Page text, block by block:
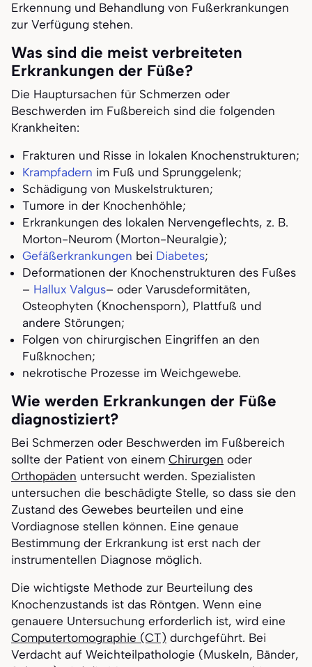
Erkennung und Behandlung von Fußerkrankungen
zur Verfügung stehen.
Was sind die meist verbreiteten
Erkrankungen der Füße?
Die Hauptursachen für Schmerzen oder
Beschwerden im Fußbereich sind die folgenden
Krankheiten:
Frakturen und Risse in lokalen Knochenstrukturen;
Krampfadern im Fuß und Sprunggelenk;
Schädigung von Muskelstrukturen;
Tumore in der Knochenhöhle;
Erkrankungen des lokalen Nervengeflechts, z. B.
Morton-Neurom (Morton-Neuralgie);
Gefäßerkrankungen bei Diabetes;
Deformationen der Knochenstrukturen des Fußes
– Hallux Valgus– oder Varusdeformitäten,
Osteophyten (Knochensporn), Plattfuß und
andere Störungen;
Folgen von chirurgischen Eingriffen an den
Fußknochen;
nekrotische Prozesse im Weichgewebe.
Wie werden Erkrankungen der Füße
diagnostiziert?
Bei Schmerzen oder Beschwerden im Fußbereich
sollte der Patient von einem Chirurgen oder
Orthopäden untersucht werden. Spezialisten
untersuchen die beschädigte Stelle, so dass sie den
Zustand des Gewebes beurteilen und eine
Vordiagnose stellen können. Eine genaue
Bestimmung der Erkrankung ist erst nach der
instrumentellen Diagnose möglich.
Die wichtigste Methode zur Beurteilung des
Knochenzustands ist das Röntgen. Wenn eine
genauere Untersuchung erforderlich ist, wird eine
Computertomographie (CT) durchgeführt. Bei
Verdacht auf Weichteilpathologie (Muskeln, Bänder,